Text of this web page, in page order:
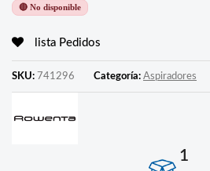
🔴 No disponible
lista Pedidos
SKU: 741296 Categoría: Aspiradores
1